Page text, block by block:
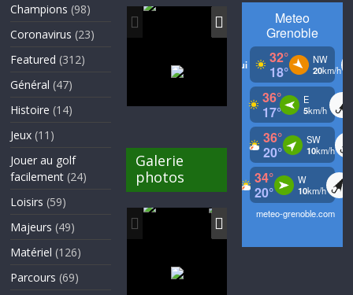
Champions (98)
Coronavirus (23)
Featured (312)
Général (47)
Histoire (14)
Jeux (11)
Jouer au golf
facilement (24)
Loisirs (59)
Majeurs (49)
Matériel (126)
Parcours (69)
Galerie
photos